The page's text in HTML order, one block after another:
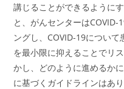
講じることができるように
と、がんセンターは
ングし、COVID-19につい
を最小限に抑えることでリ
かし、どのように進めるか
に基づくガイドラインはあ